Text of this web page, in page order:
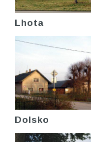
Lhota
Dolsko